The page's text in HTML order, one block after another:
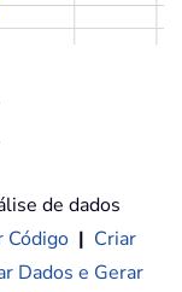
de dados
Código | Criar
Dados e Gerar